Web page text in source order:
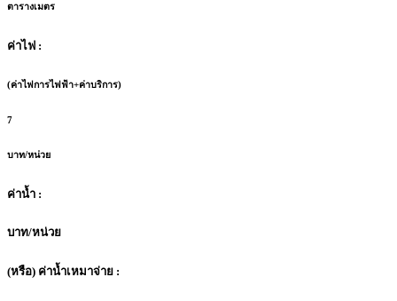
ตารางเมตร
ค่าไฟ :
(ค่าไฟการไฟฟ้า+ค่าบริการ)
7
บาท/หน่วย
ค่าน้ำ :
บาท/หน่วย
(หรือ) ค่าน้ำเหมาจ่าย :